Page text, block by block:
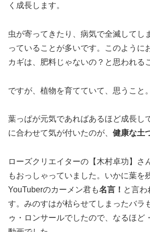
く成長します。
虫が寄ってきたり、病気で全滅してし
っていることが多いです。このように
カギは、肥料じゃないの？と思われる
ですが、植物を育てていて、思うこと。
葉っぱが元気であればあるほど成長し
に合わせて気が付いたのが、 健康な土
ローズクリエイターの【木村卓功】さ
もおっしゃっていました。いかに葉を
YouTuberのカーメン君も名言！ と言わ
す。みのすはが枯らせてしまったバラ
ゥ・ロンサールでしたので、なるほど